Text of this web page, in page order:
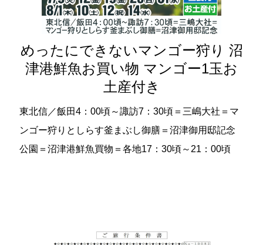
めったにできないマンゴー狩り 沼
津港鮮魚お買い物 マンゴー1玉お
土産付き
東北信／飯田4：00頃～諏訪7：30頃＝三嶋大社＝マ
ンゴー狩りとしらす釜まぶし御膳＝沼津御用邸記念
公園＝沼津港鮮魚買物＝各地17：30頃～21：00頃